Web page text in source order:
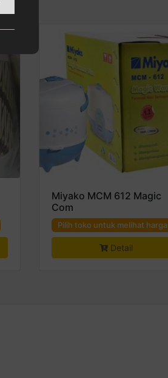
Miyako MCM 612 Magic
Com
Pilih toko untuk melihat harga
Detail